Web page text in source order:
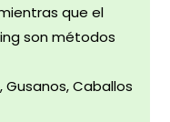
que el
son métodos
Gusanos, Caballos